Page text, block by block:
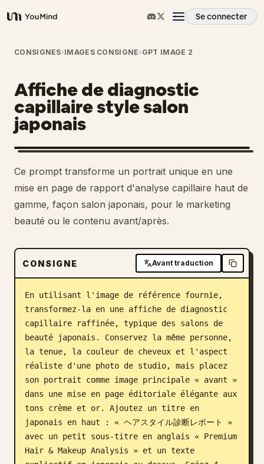
YouMind
Se connecter
Aperçu
Cas d'usage
Compétences
Invites
Tarifs
Blog
Mises à jour
CONSIGNES›IMAGES CONSIGNE ›GPT IMAGE 2
Affiche de diagnostic
capillaire style salon
japonais
Ce prompt transforme un portrait unique en une
mise en page de rapport d'analyse capillaire haut de
gamme, façon salon japonais, pour le marketing
beauté ou le contenu avant/après.
CONSIGNE Avant traduction
En utilisant l'image de référence fournie,
transformez-la en une affiche de diagnostic
capillaire raffinée, typique des salons de
beauté japonais. Conservez la même personne,
la tenue, la couleur de cheveux et l'aspect
réaliste d'une photo de studio, mais placez
son portrait comme image principale « avant »
dans une mise en page éditoriale élégante aux
tons crème et or. Ajoutez un titre en
japonais en haut : « ヘアスタイル診断レポート »
avec un petit sous-titre en anglais « Premium
Hair & Makeup Analysis » et un texte